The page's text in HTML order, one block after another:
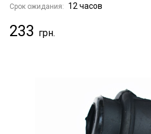
Срок ожидания: 12 часов
233